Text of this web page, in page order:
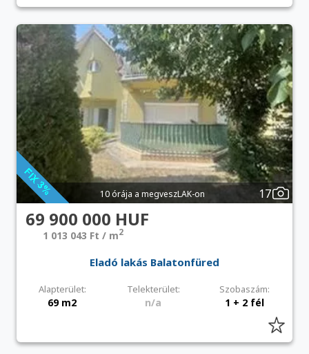
10 órája a megveszLAK-on 17
69 900 000 HUF
1 013 043 Ft / m2
Eladó lakás Balatonfüred
Alapterület: Telekterület: Szobaszám:
69 m2 n/a 1 + 2 fél